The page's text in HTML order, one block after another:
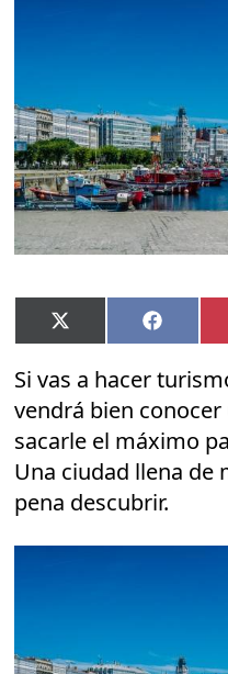
Compartir
en
X
(Twitter) en
Si vas a hacer
vendrá bien
sacarle el máximo
Una ciudad llena de
pena descubrir.